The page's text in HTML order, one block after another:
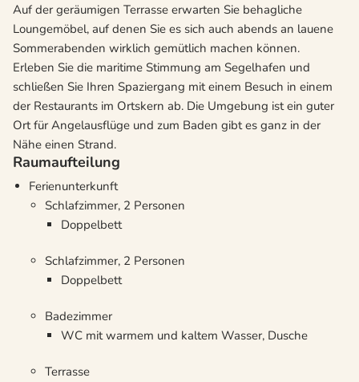
Auf der geräumigen Terrasse erwarten Sie behagliche
Loungemöbel, auf denen Sie es sich auch abends an lauene
Sommerabenden wirklich gemütlich machen können.
Erleben Sie die maritime Stimmung am Segelhafen und
schließen Sie Ihren Spaziergang mit einem Besuch in einem
der Restaurants im Ortskern ab. Die Umgebung ist ein guter
Ort für Angelausflüge und zum Baden gibt es ganz in der
Nähe einen Strand.
Raumaufteilung
Ferienunterkunft
Schlafzimmer, 2 Personen
Doppelbett
Schlafzimmer, 2 Personen
Doppelbett
Badezimmer
WC mit warmem und kaltem Wasser, Dusche
Terrasse